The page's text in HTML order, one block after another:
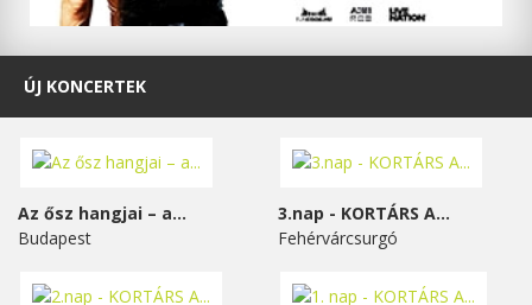
ÚJ KONCERTEK
Az ősz hangjai – a...
Budapest
3.nap - KORTÁRS A...
Fehérvárcsurgó